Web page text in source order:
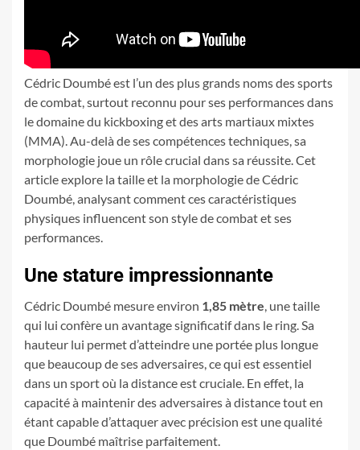
Cédric Doumbé est l’un des plus grands noms des sports
de combat, surtout reconnu pour ses performances dans
le domaine du kickboxing et des arts martiaux mixtes
(MMA). Au-delà de ses compétences techniques, sa
morphologie joue un rôle crucial dans sa réussite. Cet
article explore la taille et la morphologie de Cédric
Doumbé, analysant comment ces caractéristiques
physiques influencent son style de combat et ses
performances.
Une stature impressionnante
Cédric Doumbé mesure environ 1,85 mètre, une taille
qui lui confère un avantage significatif dans le ring. Sa
hauteur lui permet d’atteindre une portée plus longue
que beaucoup de ses adversaires, ce qui est essentiel
dans un sport où la distance est cruciale. En effet, la
capacité à maintenir des adversaires à distance tout en
étant capable d’attaquer avec précision est une qualité
que Doumbé maîtrise parfaitement.